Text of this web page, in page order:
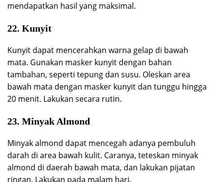
mendapatkan hasil yang maksimal.
22. Kunyit
Kunyit dapat mencerahkan warna gelap di bawah
mata. Gunakan masker kunyit dengan bahan
tambahan, seperti tepung dan susu. Oleskan area
bawah mata dengan masker kunyit dan tunggu hingga
20 menit. Lakukan secara rutin.
23. Minyak Almond
Minyak almond dapat mencegah adanya pembuluh
darah di area bawah kulit. Caranya, teteskan minyak
almond di daerah bawah mata, dan lakukan pijatan
ringan. Lakukan pada malam hari.